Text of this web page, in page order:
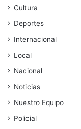
Cultura
Deportes
Internacional
Local
Nacional
Noticias
Nuestro Equipo
Policial